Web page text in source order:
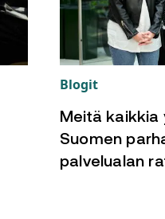
Blogit
Meitä kaikkia
Suomen
palvelualan